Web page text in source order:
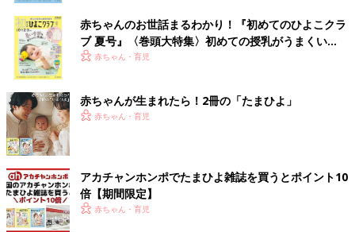
赤ちゃんのお世話まるわかり！『初めてのひよこクラ
ブ 夏号』〈巻頭大特集〉初めての授乳がうまくい
く！ おっぱい・ミルクの基本と夏のトラブル 解決テ
赤ちゃん・育児
赤ちゃんが生まれたら！2冊の「たまひよ」
赤ちゃん・育児
アカチャンホンポでたまひよ雑誌を買うとポイント10
倍【期間限定】
赤ちゃん・育児